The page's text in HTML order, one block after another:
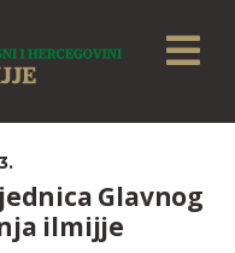
Glavnog
ilmijje